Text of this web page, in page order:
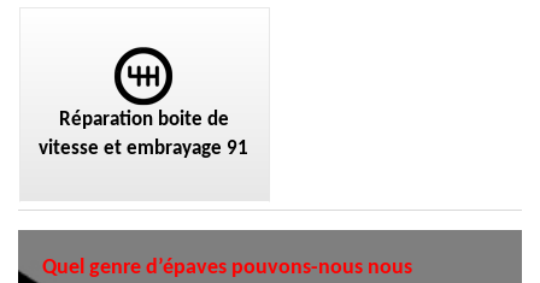
Réparation boite de
vitesse et embrayage 91
Quel genre d’épaves pouvons-nous nous